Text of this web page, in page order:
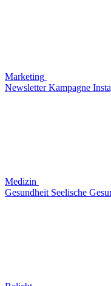
Marketing
Newsletter Kampagne
Medizin
Gesundheit Seelische